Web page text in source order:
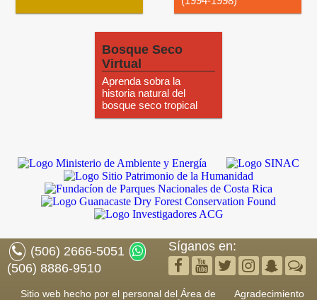
Bosque Seco
Virtual
Aprenda sobra la
historia natural del
bosque seco tropical
(506) 2666-5051
(506) 8886-9510
Síganos en:
Sitio web hecho por el personal del Área de
Agradecimiento